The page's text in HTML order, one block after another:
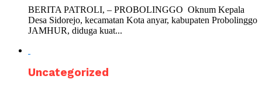
BERITA PATROLI, – PROBOLINGGO Oknum Kepala
Desa Sidorejo, kecamatan Kota anyar, kabupaten Probolinggo
JAMHUR, diduga kuat...
Uncategorized